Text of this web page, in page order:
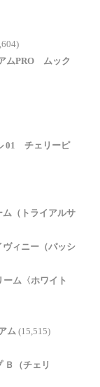
ムPRO ムック
01 チェリーピ
（トライアルサ
ィニー（パッシ
ム〈ホワイト
ム (15,515)
（チェリ